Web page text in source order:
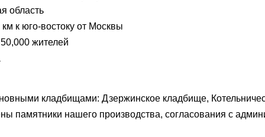
область
к юго-востоку от Москвы
жителей
кладбищами: Дзержинское кладбище,
памятники нашего производства, согласования с